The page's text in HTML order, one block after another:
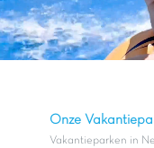
Onze
Vakantieparken in